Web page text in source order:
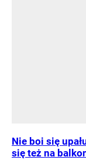
Nie boi się
się też na